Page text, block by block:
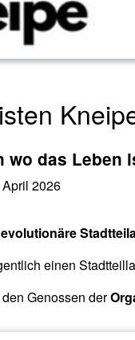
wo das
2026
einen
Genossen der